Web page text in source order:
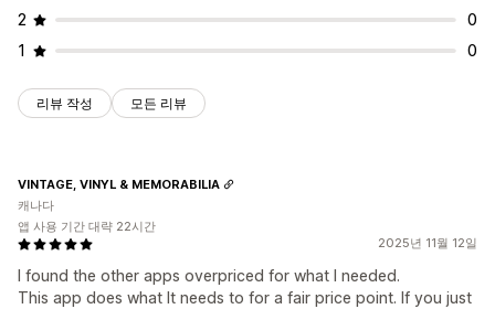
2
0
1
0
리뷰 작성 모든 리뷰
2025년 11월 12일
I found the other apps overpriced for what I needed.
This app does what It needs to for a fair price point. If you just
VINTAGE, VINYL & MEMORABILIA
캐나다
앱 사용 기간 대략 22시간